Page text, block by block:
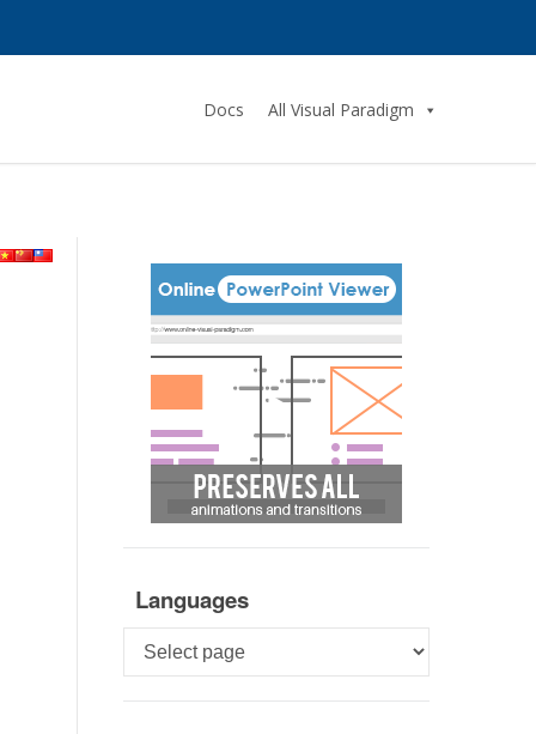
Docs All Visual Paradigm
Languages
Languages